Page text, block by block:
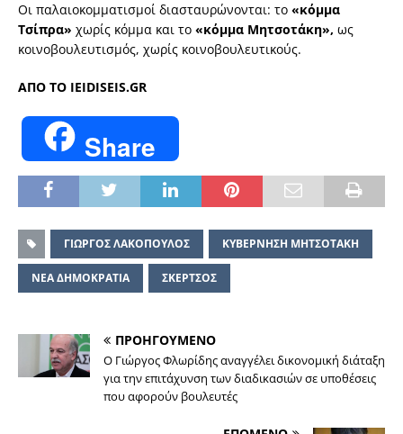
Οι παλαιοκομματισμοί διασταυρώνονται: το «κόμμα
Τσίπρα» χωρίς κόμμα και το «κόμμα Μητσοτάκη», ως
κοινοβουλευτισμός, χωρίς κοινοβουλευτικούς.
ΑΠΟ ΤΟ ΙΕΙDISEIS.GR
Share
ΓΙΩΡΓΟΣ ΛΑΚΟΠΟΥΛΟΣ ΚΥΒΕΡΝΗΣΗ ΜΗΤΣΟΤΑΚΗ
ΝΕΑ ΔΗΜΟΚΡΑΤΙΑ ΣΚΕΡΤΣΟΣ
ΠΡΟΗΓΟΥΜΕΝΟ
O Γιώργος Φλωρίδης αναγγέλει δικονομική διάταξη
για την επιτάχυνση των διαδικασιών σε υποθέσεις
που αφορούν βουλευτές